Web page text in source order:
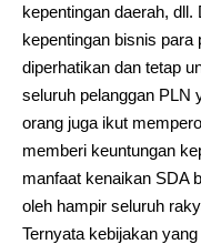
kepentingan daerah,
kepentingan bisnis para
diperhatikan dan tetap
seluruh pelanggan PLN
orang juga ikut
memberi keuntungan
manfaat kenaikan SDA
oleh hampir seluruh
Ternyata kebijakan